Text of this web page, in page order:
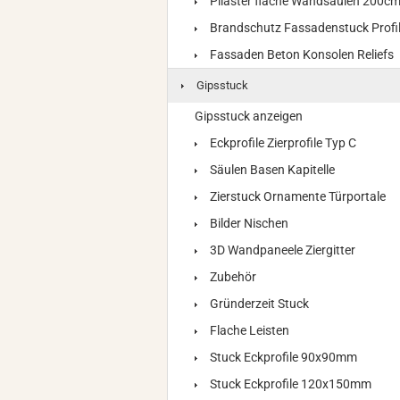
Brandschutz Fassadenstuck
Fassaden Beton Konsolen Reliefs
Gipsstuck
Gipsstuck anzeigen
Eckprofile Zierprofile Typ C
Säulen Basen Kapitelle
Zierstuck Ornamente Türportale
Bilder Nischen
3D Wandpaneele Ziergitter
Zubehör
Gründerzeit Stuck
Flache Leisten
Stuck Eckprofile 90x90mm
Stuck Eckprofile 120x150mm